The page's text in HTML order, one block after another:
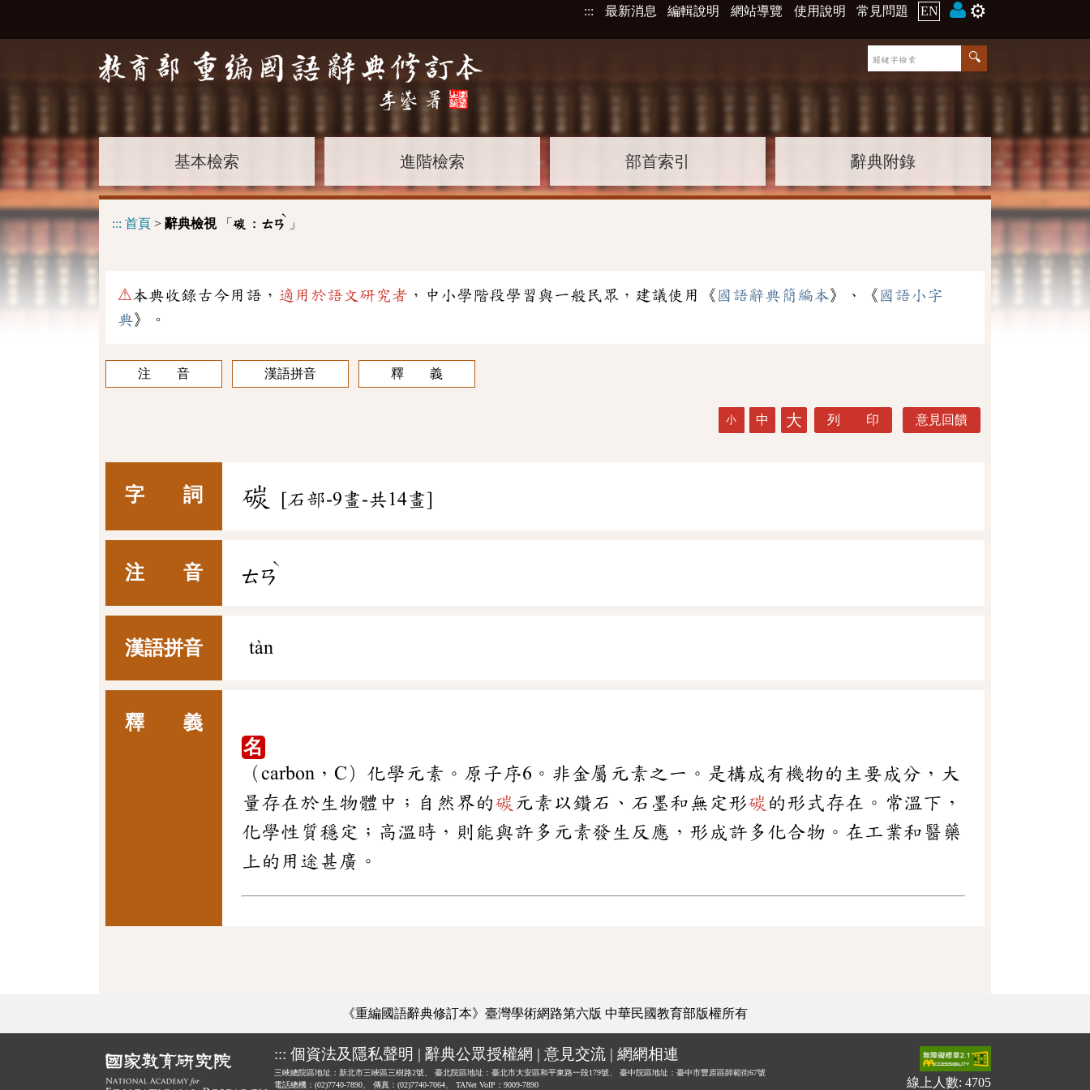
::: 最新消息 編輯說明 網站導覽 使用說明 常見問題 EN ⚙️
基本檢索 進階檢索 部首索引 辭典附錄
::: 首頁 > 辭典檢視「 碳 : ㄊㄢ
ˋ
」
⚠本典收錄古今用語， 適用於語文研究者 ，中小學階段學習與一般民眾，建議使用《 國語辭典簡編本》、《 國語小字
典》。
注 音 漢語拼音 釋 義
小 中 大 列 印 意見回饋
字 詞 碳 [石部-9畫-共14畫]
注 音 ㄊㄢ
ˋ
漢語拼音 tàn
釋 義
名
（carbon，C）化學元素。原子序6。非金屬元素之一。是構成有機物的主要成分，大
量存在於生物體中；自然界的碳 元素以鑽石、石墨和無定形碳 的形式存在。常溫下，
化學性質穩定；高溫時，則能與許多元素發生反應，形成許多化合物。在工業和醫藥
上的用途甚廣。
《重編國語辭典修訂本》臺灣學術網路第六版 中華民國教育部版權所有
::: 個資法及隱私聲明 | 辭典公眾授權網 | 意見交流 | 網網相連
三峽總院區地址：新北市三峽區三樹路2號、 臺北院區地址：臺北市大安區和平東路一段179號、
臺中院區地址：臺中市豐原區師範街67號
電話總機：(02)7740-7890、
傳真：(02)7740-7064、 TANet VoIP：9009-7890 線上人數: 4705